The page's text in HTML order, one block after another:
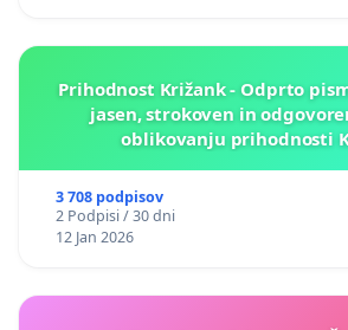
Prihodnost Križank - Odprto
jasen, strokoven in
oblikovanju prihodnosti
3 708 podpisov
2 Podpisi / 30 dni
12 Jan 2026